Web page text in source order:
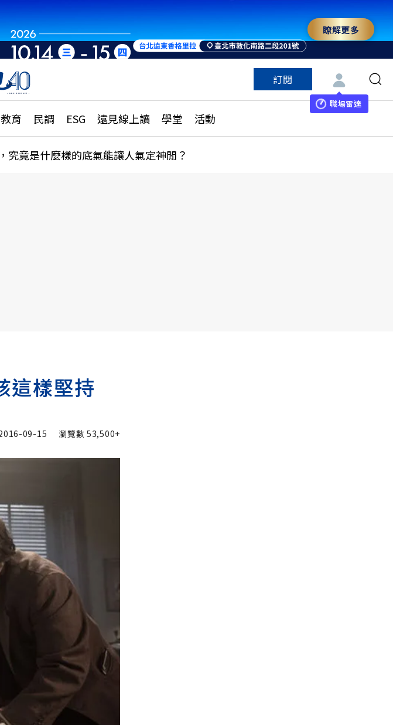
瞭解更多
訂閱
職場雷達
教育 民調 ESG 遠見線上讀 學堂 活動
升學、職涯攻略
市施政調查全解析
更多訂閱方案
特色頻道
究竟是什麼樣的底氣能讓人氣定神閒？
這樣堅持
09-15 瀏覽數53,500+